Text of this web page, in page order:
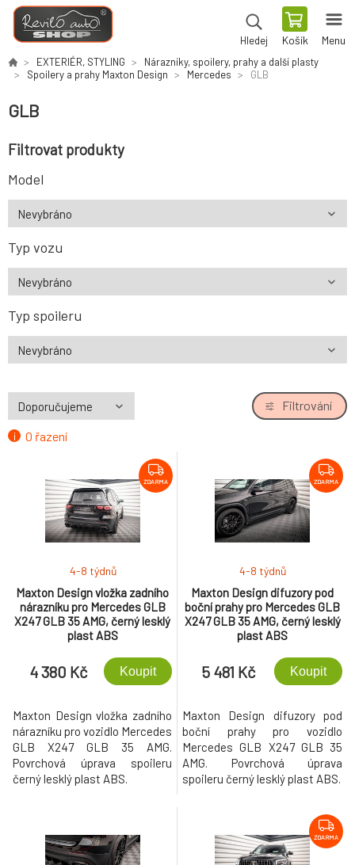
Hledej Košík Menu
EXTERIÉR, STYLING
Nárazníky, spoilery, prahy a další plasty
Spoilery a prahy Maxton Design
Mercedes GLB
GLB
Filtrovat produkty
Model
Typ vozu
Typ spoileru
O řazení
Filtrování
ZDARMA
Maxton Design vložka zadního
nárazníku pro Mercedes GLB
X247 GLB 35 AMG, černý lesklý
plast ABS
4-8 týdnů
4 380 Kč Koupit
Maxton Design vložka zadního
nárazníku pro vozidlo Mercedes
GLB X247 GLB 35 AMG.
Povrchová úprava spoileru
černý lesklý plast ABS.
ZDARMA
Maxton Design difuzory pod
boční prahy pro Mercedes GLB
X247 GLB 35 AMG, černý lesklý
plast ABS
4-8 týdnů
5 481 Kč Koupit
Maxton Design difuzory pod
boční prahy pro vozidlo
Mercedes GLB X247 GLB 35
AMG. Povrchová úprava
spoileru černý lesklý plast ABS.
ZDARMA